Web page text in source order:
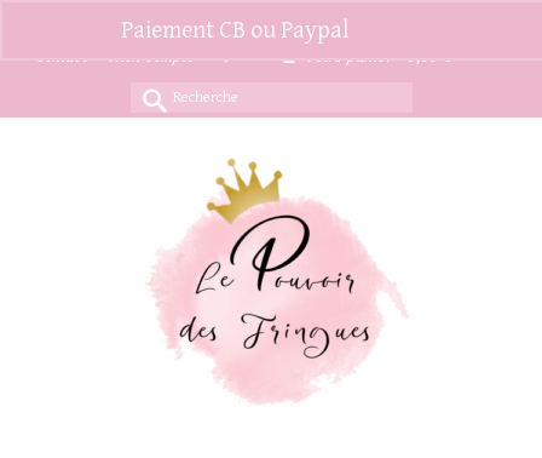
Paiement CB ou Paypal
Contact Mon compte Votre panier 0,00 €
Rechercher :